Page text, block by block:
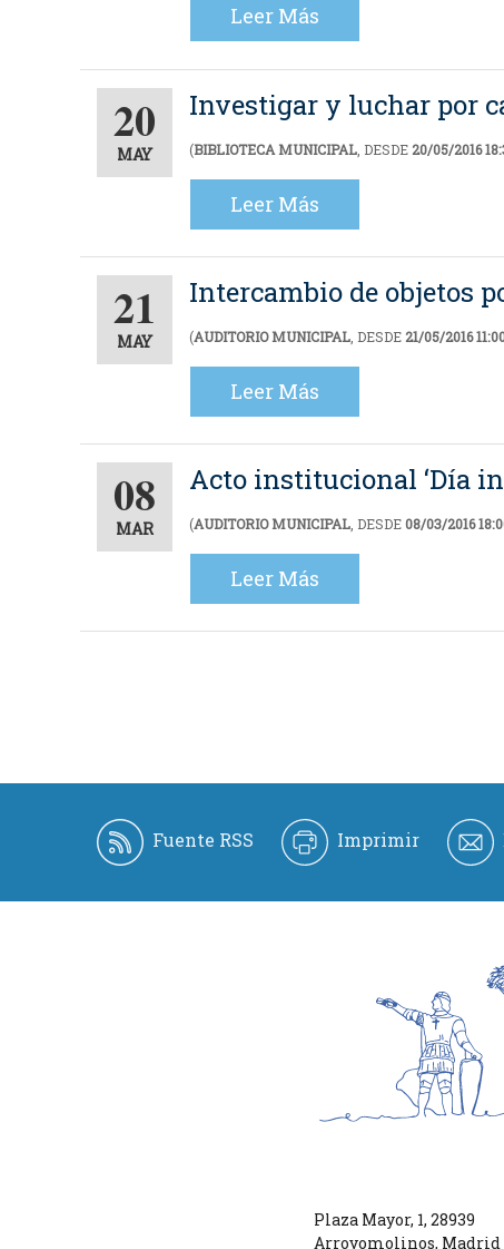
Leer Más
20
MAY
Investigar y luchar por
(BIBLIOTECA MUNICIPAL , DESDE 20/05/2016
Leer Más
21
MAY
Intercambio de objetos
(AUDITORIO MUNICIPAL , DESDE 21/05/2016
Leer Más
08
MAR
Acto institucional ‘Día
(AUDITORIO MUNICIPAL , DESDE08/03/2016
Leer Más
Fuente RSS Imprimir
Plaza Mayor, 1, 28939
Arroyomolinos, Madrid